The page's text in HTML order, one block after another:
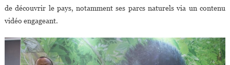
de découvrir le pays, notamment ses parcs naturels via un contenu
vidéo engageant.